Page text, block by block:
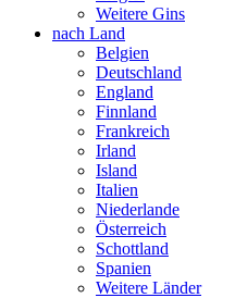
Weitere Gins
nach Land
Belgien
Deutschland
England
Finnland
Frankreich
Irland
Island
Italien
Niederlande
Österreich
Schottland
Spanien
Weitere Länder